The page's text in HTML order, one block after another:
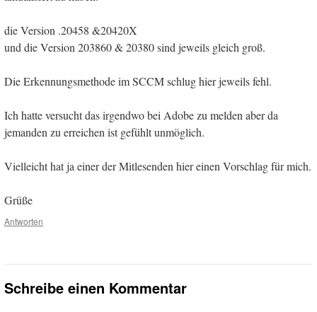
die Version .20458 &20420X
und die Version 203860 & 20380 sind jeweils gleich groß.
Die Erkennungsmethode im SCCM schlug hier jeweils fehl.
Ich hatte versucht das irgendwo bei Adobe zu melden aber da
jemanden zu erreichen ist gefühlt unmöglich.
Vielleicht hat ja einer der Mitlesenden hier einen Vorschlag für mich.
Grüße
Antworten
Schreibe einen Kommentar